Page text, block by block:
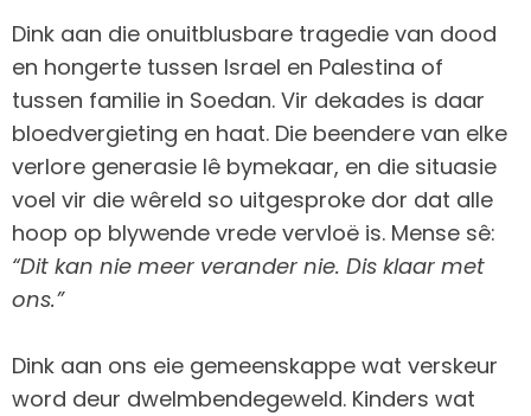
Dink aan die onuitblusbare tragedie van dood
en hongerte tussen Israel en Palestina of
tussen familie in Soedan. Vir dekades is daar
bloedvergieting en haat. Die beendere van elke
verlore generasie lê bymekaar, en die situasie
voel vir die wêreld so uitgesproke dor dat alle
hoop op blywende vrede vervloë is. Mense sê:
“Dit kan nie meer verander nie. Dis klaar met
ons.”
Dink aan ons eie gemeenskappe wat verskeur
word deur dwelmbendegeweld. Kinders wat